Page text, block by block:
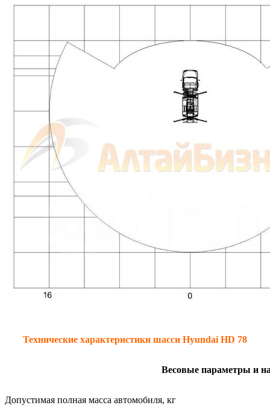
Технические характеристики шасси Hyundai HD 78
Весовые параметры и
Допустимая полная масса автомобиля, кг